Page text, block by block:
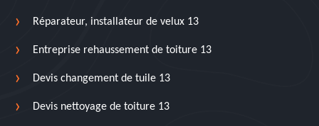
Réparateur, installateur de velux 13
Entreprise rehaussement de toiture 13
Devis changement de tuile 13
Devis nettoyage de toiture 13